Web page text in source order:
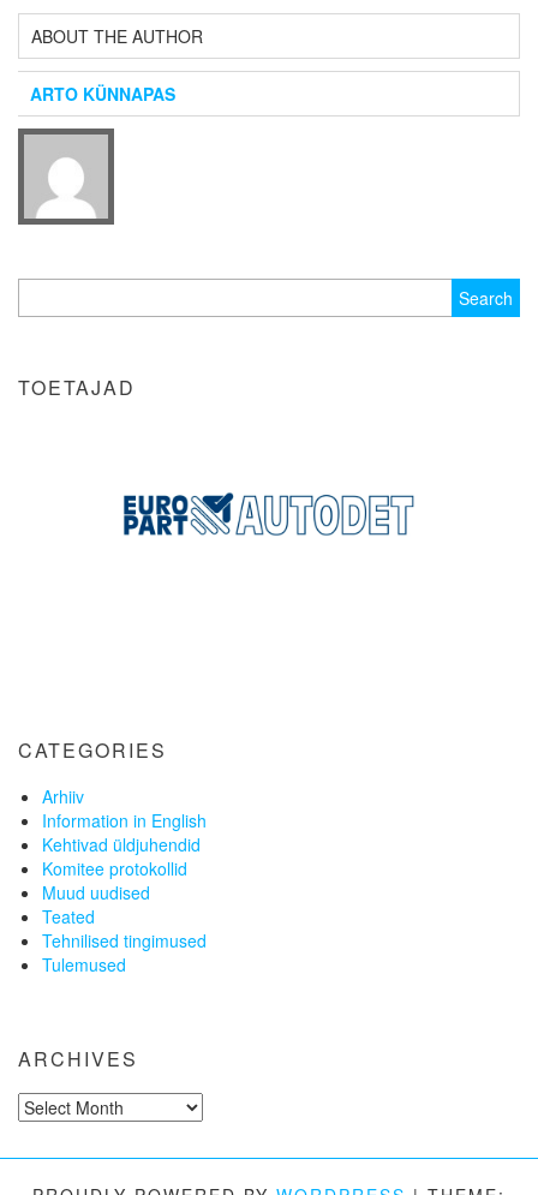
ABOUT THE AUTHOR
ARTO KÜNNAPAS
for:
TOETAJAD
CATEGORIES
Arhiiv
Information in English
Kehtivad üldjuhendid
Komitee protokollid
Muud uudised
Teated
Tehnilised tingimused
Tulemused
ARCHIVES
Archives